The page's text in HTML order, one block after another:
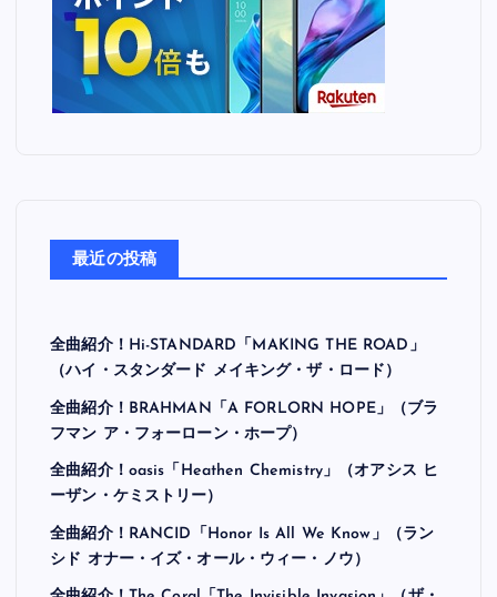
最近の投稿
全曲紹介！Hi-STANDARD「MAKING THE ROAD」
（ハイ・スタンダード メイキング・ザ・ロード）
全曲紹介！BRAHMAN「A FORLORN HOPE」（ブラ
フマン ア・フォーローン・ホープ）
全曲紹介！oasis「Heathen Chemistry」（オアシス ヒ
ーザン・ケミストリー）
全曲紹介！RANCID「Honor Is All We Know」（ラン
シド オナー・イズ・オール・ウィー・ノウ）